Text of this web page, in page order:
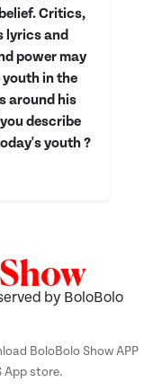
Critics,
lyrics and
power may
in the
around his
describe
youth ?
by BoloBolo
BoloBolo Show APP
App store.